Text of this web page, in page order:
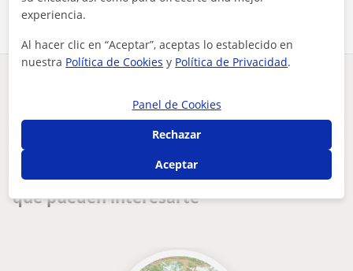
Inglés
estudiante sin experiencia pero con muchas ganas de enseñar ...
Otros profesores de Inglés en Almería
que pueden interesarte
experiencia.
Al hacer clic en “Aceptar”, aceptas lo establecido en
nuestra Política de Cookies y Política de Privacidad.
Panel de Cookies
Rechazar
Aceptar